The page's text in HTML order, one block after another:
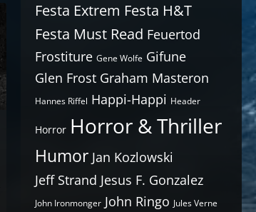
Festa Extrem Festa H&T
Festa Must Read Feuertod
Frostiture Gene Wolfe Gifune
Glen Frost Graham Masteron
Hannes Riffel Happi-Happi Header
Horror Horror & Thriller
Humor Jan Kozlowski
Jeff Strand Jesus F. Gonzalez
John Ironmonger John Ringo Jules Verne